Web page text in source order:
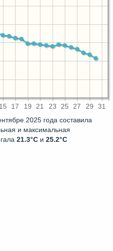
15 17 19 21 23 25 27 29 31
2025 года составила
и максимальная
21.3°C и 25.2°C